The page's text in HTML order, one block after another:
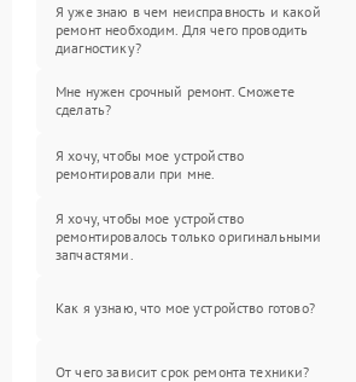
Я уже знаю в чем неисправность и какой
ремонт необходим. Для чего проводить
диагностику?
Мне нужен срочный ремонт. Сможете
сделать?
Я хочу, чтобы мое устройство
ремонтировали при мне.
Я хочу, чтобы мое устройство
ремонтировалось только оригинальными
запчастями.
Как я узнаю, что мое устройство готово?
От чего зависит срок ремонта техники?